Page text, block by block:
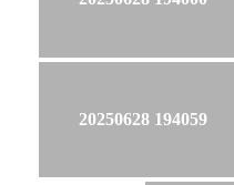
20250628 194059